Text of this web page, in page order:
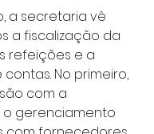
a secretaria vê
a fiscalização da
refeições e a
No primeiro,
com a
gerenciamento